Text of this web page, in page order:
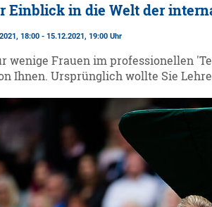
Einblick in die Welt der
18:00 - 15.12.2021, 19:00 Uhr
wenige Frauen im professionellen
Ihnen. Ursprünglich wollte Sie